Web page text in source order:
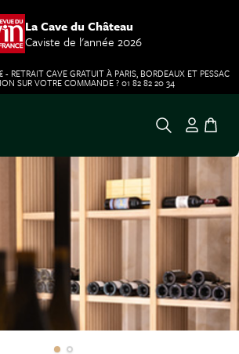
La Cave du Château
Caviste de l'année 2026
RETRAIT CAVE GRATUIT À PARIS, BORDEAUX ET PESSAC
SUR VOTRE COMMANDE ? 01 82 82 20 34